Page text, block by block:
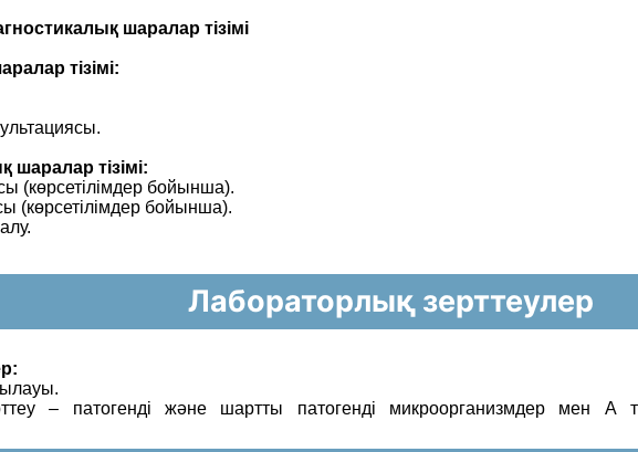
шаралар тізімі
тізімі:
тізімі:
(көрсетілімдер бойынша).
(көрсетілімдер бойынша).
Лабораторлық зерттеулер
– патогенді жəне шартты патогенді микроорганизмдер мен А